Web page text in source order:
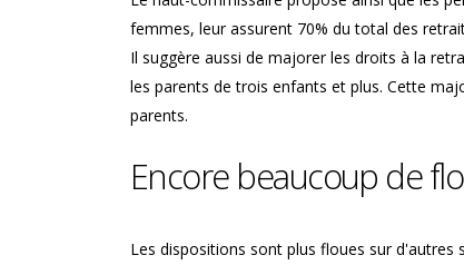
femmes, leur assurent 70% du total des
Il suggère aussi de majorer les droits à la
les parents de trois enfants et plus. Cette
parents.
Encore beaucoup de
Les dispositions sont plus floues sur